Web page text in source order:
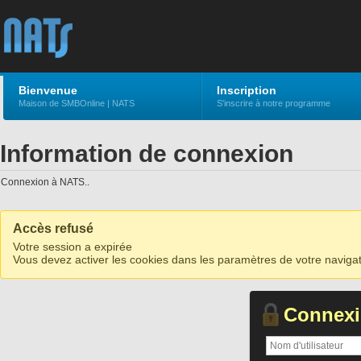
Bienvenue
Maison de SMBOnline | NATS
Inscription
S'inscrire à notre programme
Information de connexion
Connexion à NATS..
Accès refusé
Votre session a expirée
Vous devez activer les cookies dans les paramètres de votre